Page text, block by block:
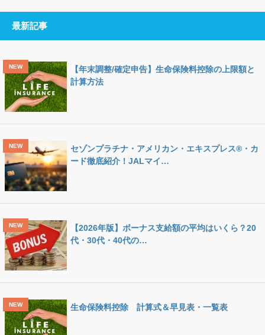
最新記事
【年末調整/確定申告】生命保険料控除の上限額と
計算方法
セゾンプラチナ・アメリカン・エキスプレス®・カ
ード徹底紹介！JALマイ…
【2026年版】ボーナス支給額の平均はいくら？20
代・30代・40代の…
生命保険料控除 計算式＆早見表・一覧表